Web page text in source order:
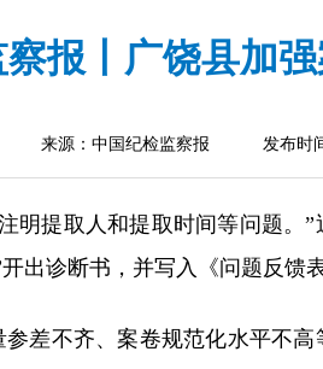
报丨广饶县加
来源：中国纪检监察报 发布时
提取人和提取时间等问题。”
出诊断书，并写入《问题反馈表
不齐、案卷规范化水平不高